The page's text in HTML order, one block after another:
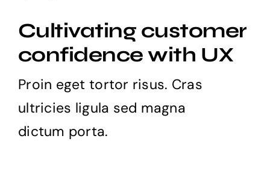
Projects
Productos
Blog
Cultivating customer
confidence with UX
Proin eget tortor risus. Cras
ultricies ligula sed magna
dictum porta.